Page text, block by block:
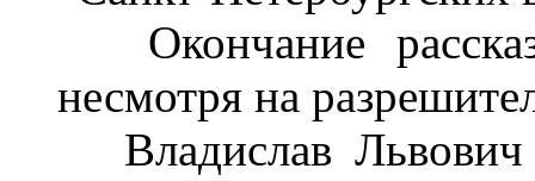
Окончание
несмотря на
Владислав